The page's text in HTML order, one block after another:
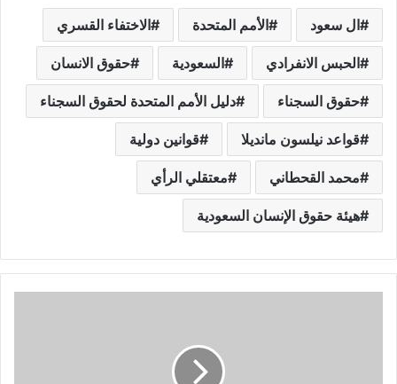
ال سعود الأمم المتحدة الاختفاء القسري
الحبس الانفرادي السعودية حقوق الانسان
حقوق السجناء دليل الأمم المتحدة لحقوق السجناء
قواعد نيلسون مانديلا قوانين دولية
محمد القحطاني معتقلي الرأي
هيئة حقوق الإنسان السعودية